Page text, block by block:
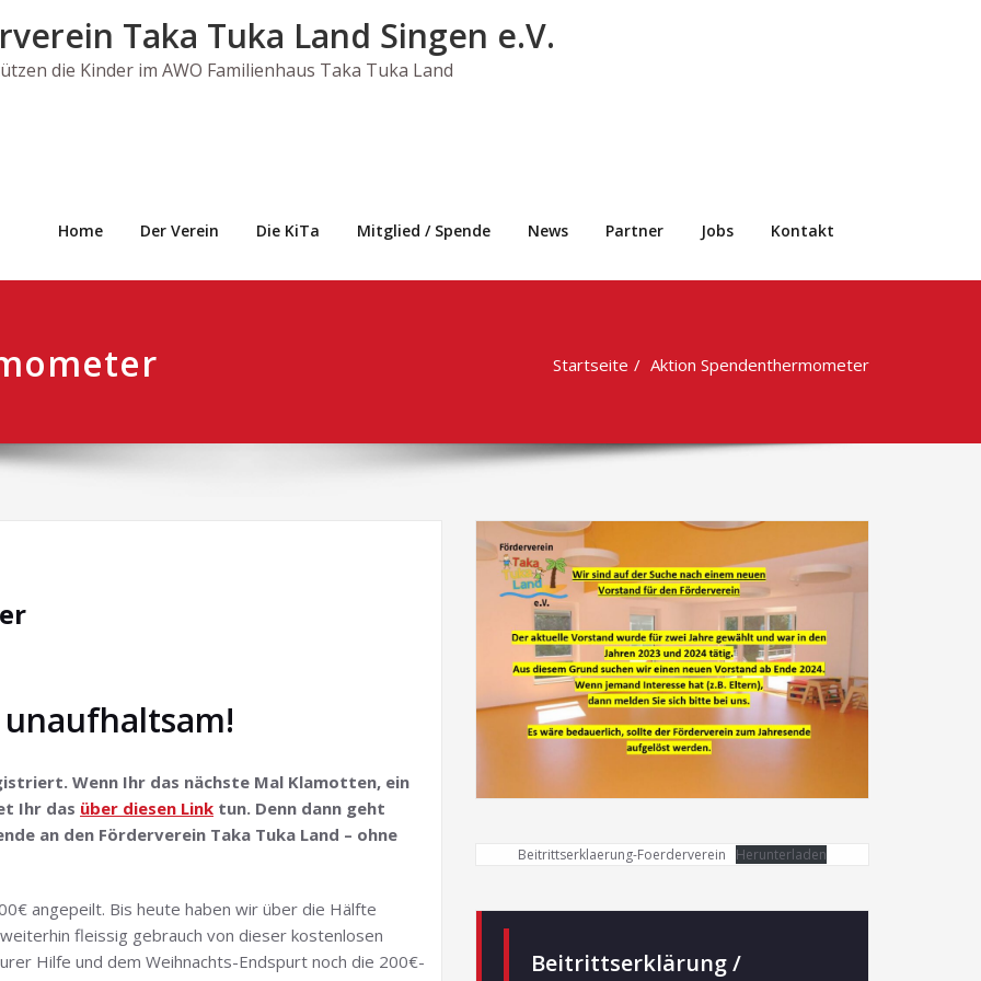
Taka Tuka Land Singen e.V.
die Kinder im AWO Familienhaus Taka Tuka Land
Home Der Verein Die KiTa Mitglied / Spende News Partner Jobs Kontakt
Startseite Aktion Spendenthermometer
Wenn Ihr das nächste Mal Klamotten, ein
Ihr das über diesen Link tun. Denn dann geht
an den Förderverein Taka Tuka Land – ohne
angepeilt. Bis heute haben wir über die Hälfte
fleissig gebrauch von dieser kostenlosen
Hilfe und dem Weihnachts-Endspurt noch die 200€-
Beitrittserklaerung-Foerderverein Herunterladen
Beitrittserklärung /